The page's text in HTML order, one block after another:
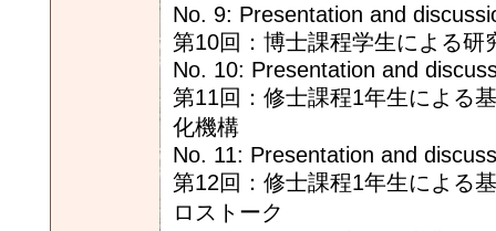
No. 9: Presentation and
第10回：博士課程学生による研
No. 10: Presentation and
第11回：修士課程1年生による
化機構
No. 11: Presentation and
第12回：修士課程1年生による
ロストーク